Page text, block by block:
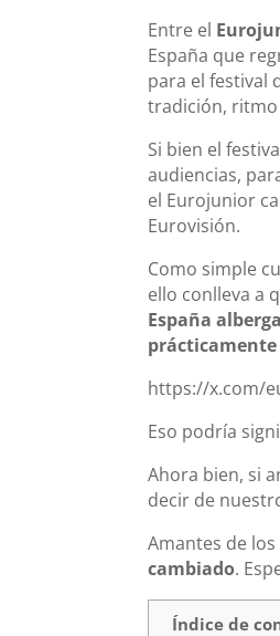
Entre el
España que
para el festival
tradición, ritmo
Si bien el
audiencias,
el Eurojunior
Eurovisión.
Como simple
ello conlleva a
España
https://x.com/
Eso podría
Ahora bien, si
decir de
Amantes de
cambiado.
Índice de